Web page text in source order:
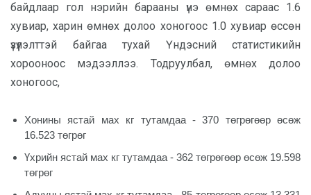
байдлаар гол нэрийн барааны үнэ өмнөх сараас 1.6
хувиар, харин өмнөх долоо хоногоос 1.0 хувиар өссөн
үзүүлэлттэй байгаа тухай Үндэсний статистикийн
хорооноос мэдээллээ. Тодруулбал, өмнөх долоо
хоногоос,
Хонины ястай мах кг тутамдаа - 370 төгрөгөөр өсөж
16.523 төгрөг
Үхрийн ястай мах кг тутамдаа - 362 төгрөгөөр өсөж 19.598
төгрөг